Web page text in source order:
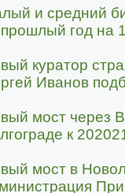
и средний
год на
куратор
Иванов
мост через
к
мост в